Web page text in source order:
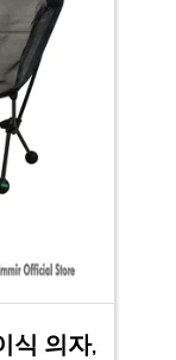
식 의자,